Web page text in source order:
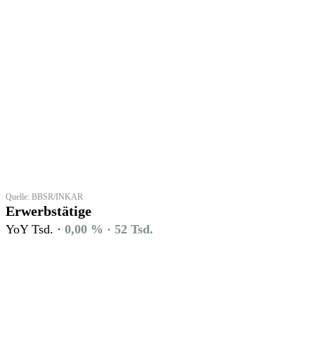
Quelle: BBSR/INKAR
Erwerbstätige
YoY Tsd. · 0,00 % · 52 Tsd.